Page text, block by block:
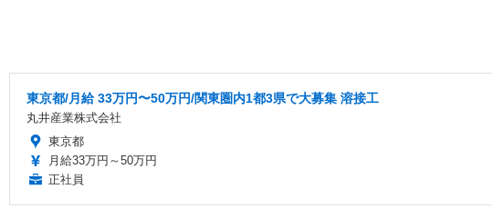
東京都/月給 33万円〜50万円/関東圏内1都3県で大募集 溶接工
丸井産業株式会社
東京都
月給33万円～50万円
正社員